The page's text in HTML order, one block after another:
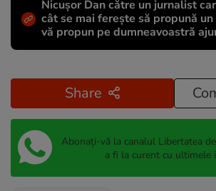
Nicușor Dan către un jurnalist
cât se mai ferește să propună un
vă propun pe dumneavoastră
Share
Abonați-vă la canalul Libertatea
a fi la curent cu ultimele